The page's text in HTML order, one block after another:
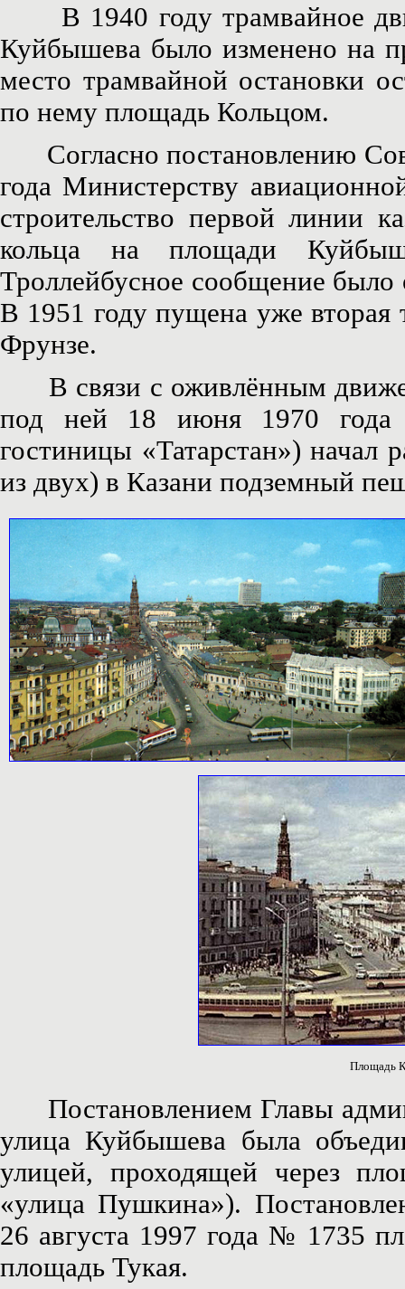
В 1940 году трамвайное
Куйбышева было изменено на
место трамвайной остановки
по нему площадь Кольцом.
Согласно постановлению
года Министерству
строительство первой линии
кольца на площади
Троллейбусное сообщение
В 1951 году пущена уже вторая
Фрунзе.
В связи с оживлённым
под ней 18 июня 1970 года
гостиницы «Татарстан») начал
из двух) в Казани подземный
Площадь
Постановлением Главы
улица Куйбышева была
улицей, проходящей через
«улица Пушкина»).
26 августа 1997 года № 1735
площадь Тукая.